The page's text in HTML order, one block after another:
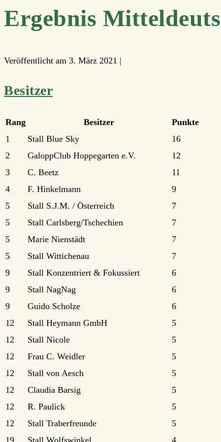
Ergebnis
Veröffentlicht am 3. März 2021 |
Besitzer
Rang Besitzer
Punkte
1
Stall Blue Sky
16
2
GaloppClub Hoppegarten e.V.
12
3
C. Beetz
11
4
F. Hinkelmann
9
5
Stall S.J.M. / Österreich
7
5
Stall Carlsberg/Tschechien
7
5
Marie Nienstädt
7
5
Stall Wittichenau
7
9
Stall Konzentriert & Fokussiert
6
9
Stall NagNag
6
9
Guido Scholze
6
12
Stall Heymann GmbH
5
12
Stall Nicole
5
12
Frau C. Weidler
5
12
Stall von Aesch
5
12
Claudia Barsig
5
12
R. Paulick
5
12
Stall Traberfreunde
5
19
Stall Wolfswinkel 4